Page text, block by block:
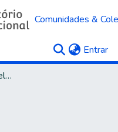
Comunidades &
Entrar
Teses, Dissertações e Relatórios